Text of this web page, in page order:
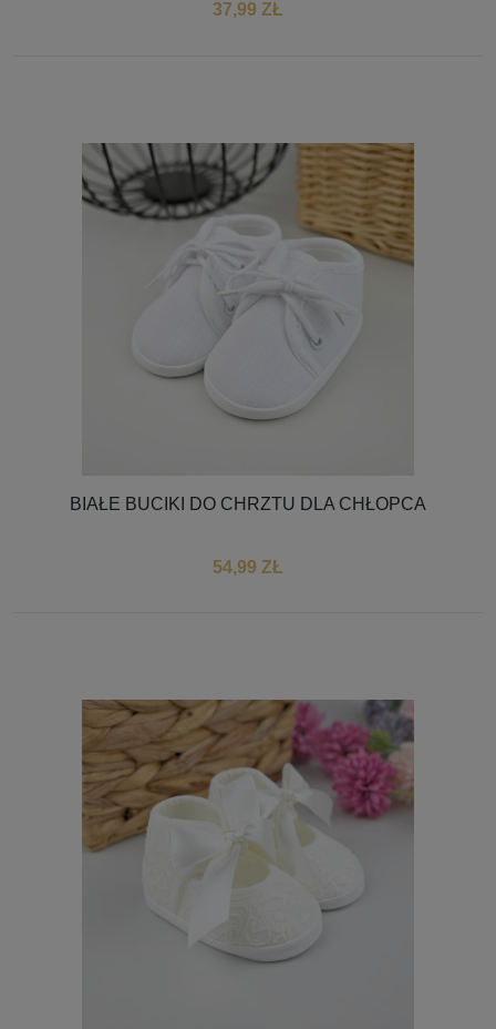
37,99 ZŁ
BIAŁE BUCIKI DO CHRZTU DLA CHŁOPCA
54,99 ZŁ